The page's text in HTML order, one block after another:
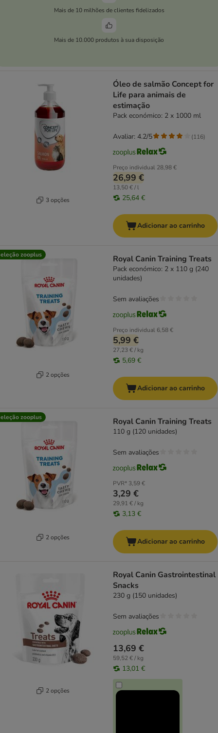
Mais de 10 milhões de clientes fidelizados
Mais de 10.000 produtos à sua disposição
3 opções
Óleo de salmão Concept for
Life para animais de
estimação
Pack económico: 2 x 1000 ml
Preço individual 28,98 €
26,99 €
13,50 € / l
25,64 €
Avaliar: 4.2/5 (116)
Adicionar ao carrinho
zooplus
2 opções
Royal Canin Training Treats
Pack económico: 2 x 110 g (240
unidades)
Preço individual 6,58 €
5,99 €
27,23 € / kg
5,69 €
Sem avaliações
Adicionar ao carrinho
zooplus
2 opções
Royal Canin Training Treats
110 g (120 unidades)
PVR* 3,59 €
3,29 €
29,91 € / kg
3,13 €
Sem avaliações
Adicionar ao carrinho
2 opções
Royal Canin Gastrointestinal
Snacks
230 g (150 unidades)
13,69 €
59,52 € / kg
13,01 €
Sem avaliações